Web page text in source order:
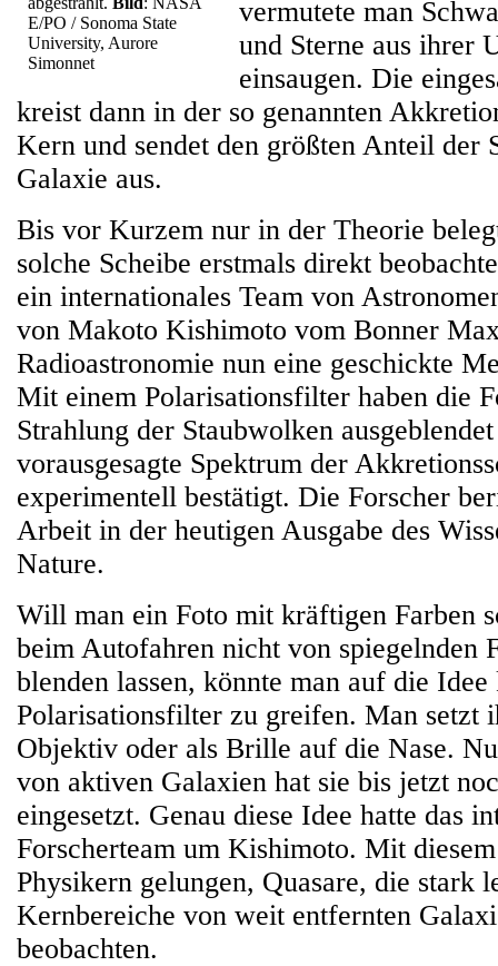
E/PO / Sonoma State
University, Aurore
Simonnet
vermutete man
und Sterne aus ihrer
einsaugen. Die
kreist dann in der so genannten
Kern und sendet den größten Anteil der
Galaxie aus.
Bis vor Kurzem nur in der Theorie
solche Scheibe erstmals direkt
ein internationales Team von
von Makoto Kishimoto vom Bonner
Radioastronomie nun eine geschickte
Mit einem Polarisationsfilter haben die
Strahlung der Staubwolken
vorausgesagte Spektrum der
experimentell bestätigt. Die Forscher
Arbeit in der heutigen Ausgabe des
Nature.
Will man ein Foto mit kräftigen Farben
beim Autofahren nicht von spiegelnden
blenden lassen, könnte man auf die
Polarisationsfilter zu greifen. Man setzt
Objektiv oder als Brille auf die Nase.
von aktiven Galaxien hat sie bis jetzt
eingesetzt. Genau diese Idee hatte das
Forscherteam um Kishimoto. Mit
Physikern gelungen, Quasare, die stark
Kernbereiche von weit entfernten
beobachten.